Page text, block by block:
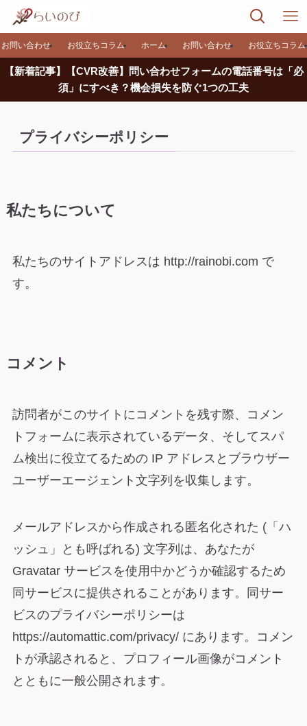
お問い合わせ お役立ちコラム ホーム お問い合わせ お役立ちコラム
【新着記事】【CVR改善】問い合わせフォームの電話番号は「必
須」にすべき？機会損失を防ぐ1つの工夫
プライバシーポリシー
私たちについて
私たちのサイトアドレスは http://rainobi.com で
す。
コメント
訪問者がこのサイトにコメントを残す際、コメン
トフォームに表示されているデータ、そしてスパ
ム検出に役立てるための IP アドレスとブラウザー
ユーザーエージェント文字列を収集します。
メールアドレスから作成される匿名化された (「ハ
ッシュ」とも呼ばれる) 文字列は、あなたが
Gravatar サービスを使用中かどうか確認するため
同サービスに提供されることがあります。同サー
ビスのプライバシーポリシーは
https://automattic.com/privacy/ にあります。コメン
トが承認されると、プロフィール画像がコメント
とともに一般公開されます。